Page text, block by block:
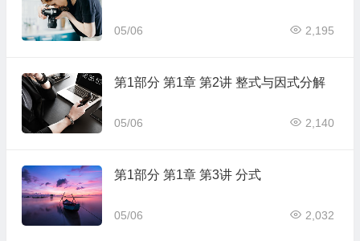
05/06 2,195
第1部分 第1章 第2讲 整式与因式分解
05/06 2,140
第1部分 第1章 第3讲 分式
05/06 2,032